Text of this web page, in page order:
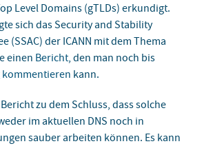
Level Domains (gTLDs) erkundigt.
sich das Security and Stability
(SSAC) der ICANN mit dem Thema
einen Bericht, den man noch bis
kommentieren kann.
zu dem Schluss, dass solche
im aktuellen DNS noch in
sauber arbeiten können. Es kann